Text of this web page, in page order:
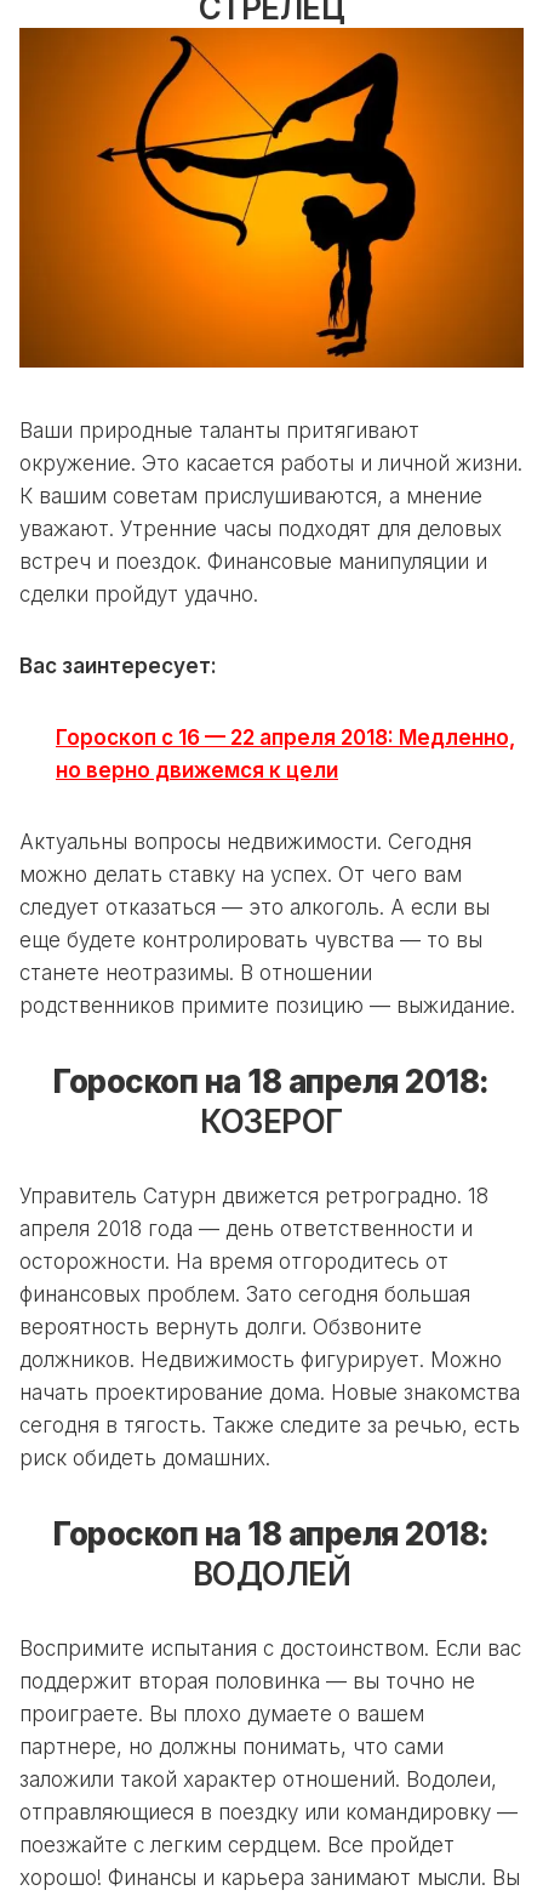
СТРЕЛЕЦ
Ваши природные таланты притягивают
окружение. Это касается работы и личной жизни.
К вашим советам прислушиваются, а мнение
уважают. Утренние часы подходят для деловых
встреч и поездок. Финансовые манипуляции и
сделки пройдут удачно.
Вас заинтересует:
Гороскоп с 16 — 22 апреля 2018: Медленно,
но верно движемся к цели
Актуальны вопросы недвижимости. Сегодня
можно делать ставку на успех. От чего вам
следует отказаться — это алкоголь. А если вы
еще будете контролировать чувства — то вы
станете неотразимы. В отношении
родственников примите позицию — выжидание.
Гороскоп на 18 апреля 2018:
КОЗЕРОГ
Управитель Сатурн движется ретроградно. 18
апреля 2018 года — день ответственности и
осторожности. На время отгородитесь от
финансовых проблем. Зато сегодня большая
вероятность вернуть долги. Обзвоните
должников. Недвижимость фигурирует. Можно
начать проектирование дома. Новые знакомства
сегодня в тягость. Также следите за речью, есть
риск обидеть домашних.
Гороскоп на 18 апреля 2018:
ВОДОЛЕЙ
Воспримите испытания с достоинством. Если вас
поддержит вторая половинка — вы точно не
проиграете. Вы плохо думаете о вашем
партнере, но должны понимать, что сами
заложили такой характер отношений. Водолеи,
отправляющиеся в поездку или командировку —
поезжайте с легким сердцем. Все пройдет
хорошо! Финансы и карьера занимают мысли. Вы